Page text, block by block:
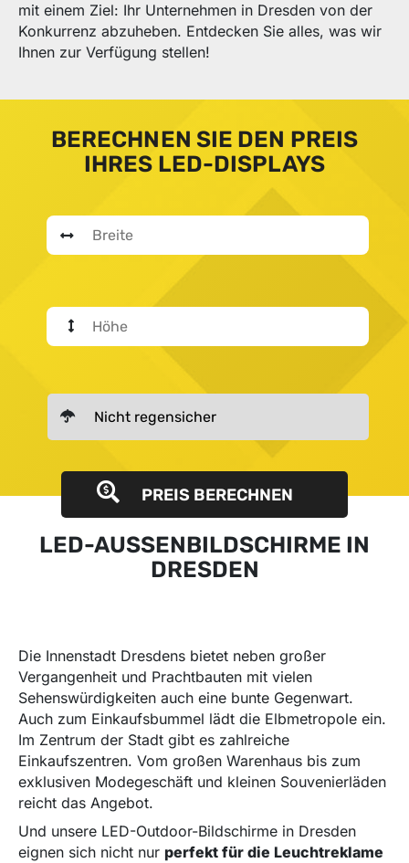
mit einem Ziel: Ihr Unternehmen in Dresden von der
Konkurrenz abzuheben. Entdecken Sie alles, was wir
Ihnen zur Verfügung stellen!
BERECHNEN SIE DEN PREIS
IHRES LED-DISPLAYS
PREIS BERECHNEN
LED-AUSSENBILDSCHIRME IN D
RESDEN
Die Innenstadt Dresdens bietet neben großer
Vergangenheit und Prachtbauten mit vielen
Sehenswürdigkeiten auch eine bunte Gegenwart.
Auch zum Einkaufsbummel lädt die Elbmetropole ein.
Im Zentrum der Stadt gibt es zahlreiche
Einkaufszentren. Vom großen Warenhaus bis zum
exklusiven Modegeschäft und kleinen Souvenierläden
reicht das Angebot.
Und unsere LED-Outdoor-Bildschirme in Dresden
eignen sich nicht nur perfekt für die Leuchtreklame